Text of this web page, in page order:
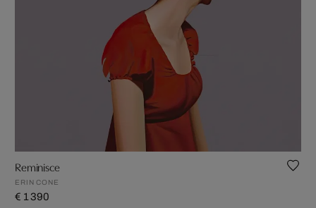
Reminisce
ERIN CONE
€ 1 390